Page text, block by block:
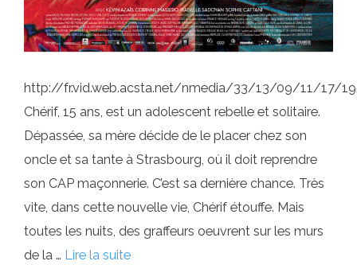
http://fr.vid.web.acsta.net/nmedia/33/13/09/11/17/
Chérif, 15 ans, est un adolescent rebelle et solitaire.
Dépassée, sa mère décide de le placer chez son
oncle et sa tante à Strasbourg, où il doit reprendre
son CAP maçonnerie. C’est sa dernière chance. Très
vite, dans cette nouvelle vie, Chérif étouffe. Mais
toutes les nuits, des graffeurs oeuvrent sur les murs
de la … Lire la suite